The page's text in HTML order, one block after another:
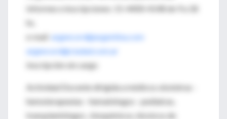
Informes e inscripciones: 15-4400-4148 de 9 a 18
hs.
e-mail
argencord@argentina.com
argencord@ciudad.com.ar
Inscripción sin cargo
Actividad Docente dirigida a médicos obstetras -
hemoterapeutas - hematólogos - pediatras,
transplantólogos , bioquímicos, técnicos de